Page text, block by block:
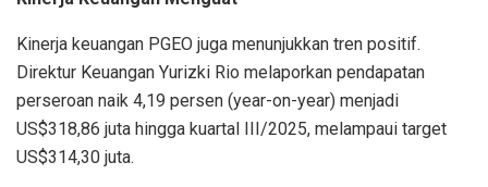
Kinerja keuangan PGEO juga menunjukkan tren positif.
Direktur Keuangan Yurizki Rio melaporkan pendapatan
perseroan naik 4,19 persen (year-on-year) menjadi
US$318,86 juta hingga kuartal III/2025, melampaui target
US$314,30 juta.